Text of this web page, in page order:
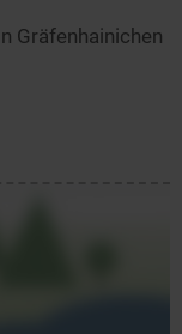
Gräfenhainichen